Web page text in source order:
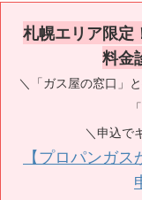
札幌エリア限定
料金
＼「ガス屋の窓口」
＼申込で
【プロパンガ